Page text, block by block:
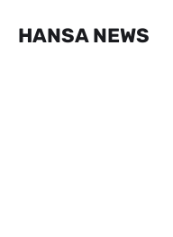
HANSA NEWS